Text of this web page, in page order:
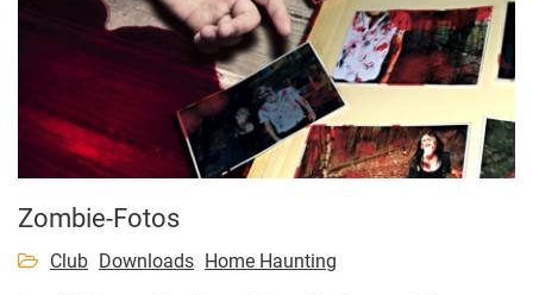
Zombie-Fotos
Club Downloads Home Haunting